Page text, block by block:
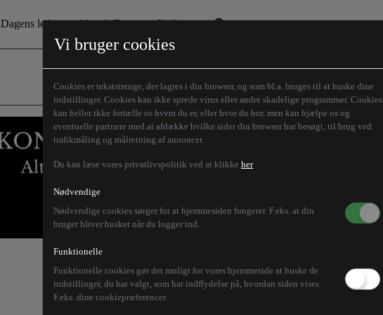
Vi bruger cookies
Cookies er tekststrenge, der lagres i din browser, og som bl.a. bruges til at huske dine
indstillinger. Cookies kan ikke sprede virus eller andre skadelige programmer. Cookies
kan heller ikke fortælle os hvem du er, eller hvor du bor, men kan hjælpe os og
eventuelle partnere med at afdække hvilke sider din browser har besøgt, til brug ved
trafikmåling og målretning af annoncer.
Du kan læse vores privatlivspolitik ved at klikke her
Nødvendige
Nødvendige cookies sørger for at hjemmesiden fungerer. F.eks. at din
bruger bliver husket når du logger ind.
Funktionelle
Funktionelle cookies gør det muligt for vores hjemmeside at huske de
indstillinger, du har valgt, som har indflydelse på, hvordan siden vises.
F.eks. dine cookiepræferencer.
Dagens leder Aktuelt Tema
Den borgelige brille
Humaniora forfra
Store Danskere
Skribenter
Z-aksen